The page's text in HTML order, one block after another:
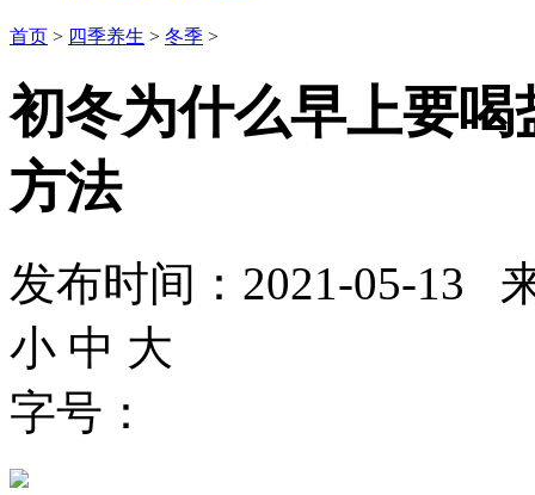
首页 > 四季养生 > 冬季 >
初冬为什么早上要
方法
发布时间：2021-05-13
小 中 大
字号：